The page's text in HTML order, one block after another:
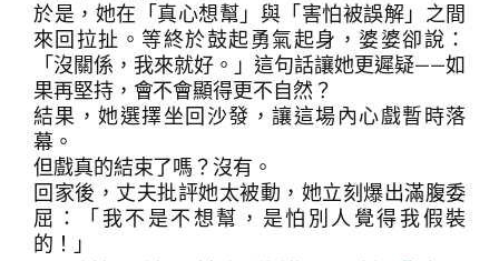
於是，她在「真心想幫」與「害怕被誤解」之間
來回拉扯。等終於鼓起勇氣起身，婆婆卻說：
「沒關係，我來就好。」這句話讓她更遲疑——如
果再堅持，會不會顯得更不自然？
結果，她選擇坐回沙發，讓這場內心戲暫時落
幕。
但戲真的結束了嗎？沒有。
回家後，丈夫批評她太被動，她立刻爆出滿腹委
屈：「我不是不想幫，是怕別人覺得我假裝
的！」